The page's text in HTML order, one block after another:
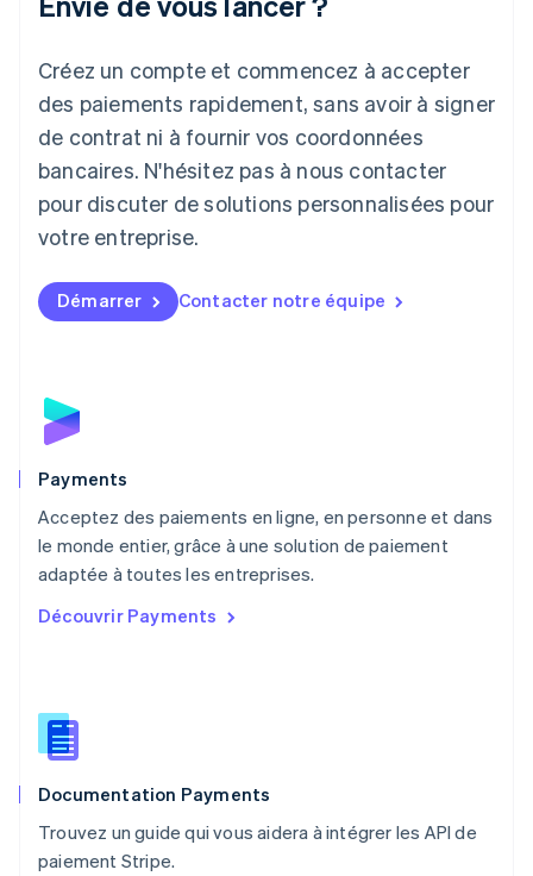
Créez un compte et commencez à accepter
des paiements rapidement, sans avoir à signer
de contrat ni à fournir vos coordonnées
bancaires. N'hésitez pas à nous contacter
pour discuter de solutions personnalisées pour
votre entreprise.
Démarrer Contacter notre équipe
Payments
Acceptez des paiements en ligne, en personne et dans
le monde entier, grâce à une solution de paiement
adaptée à toutes les entreprises.
Découvrir Payments
Documentation Payments
Trouvez un guide qui vous aidera à intégrer les API de
paiement Stripe.
Japon
Lettonie
English
Liechtenstein
DeutschEnglish
Lituanie
Luxembourg
FrançaisDeutschEnglish
English简体中文
Malte
Norvège
English
English
NederlandsEnglish
Pologne
English
PortuguêsEnglish
English
Roumanie
Royaume-Uni
Singapour
English 简体中文